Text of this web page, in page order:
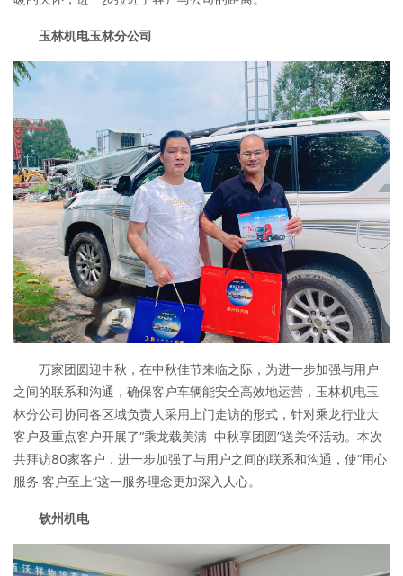
玉林机电玉林分公司
万家团圆迎中秋，在中秋佳节来临之际，为进一步加强与用户
之间的联系和沟通，确保客户车辆能安全高效地运营，玉林机电玉
林分公司协同各区域负责人采用上门走访的形式，针对乘龙行业大
客户及重点客户开展了“乘龙载美满 中秋享团圆”送关怀活动。本次
共拜访80家客户，进一步加强了与用户之间的联系和沟通，使“用心
服务 客户至上”这一服务理念更加深入人心。
钦州机电